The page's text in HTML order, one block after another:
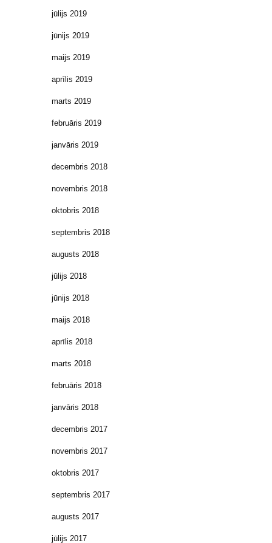
jūlijs 2019
jūnijs 2019
maijs 2019
aprīlis 2019
marts 2019
februāris 2019
janvāris 2019
decembris 2018
novembris 2018
oktobris 2018
septembris 2018
augusts 2018
jūlijs 2018
jūnijs 2018
maijs 2018
aprīlis 2018
marts 2018
februāris 2018
janvāris 2018
decembris 2017
novembris 2017
oktobris 2017
septembris 2017
augusts 2017
jūlijs 2017